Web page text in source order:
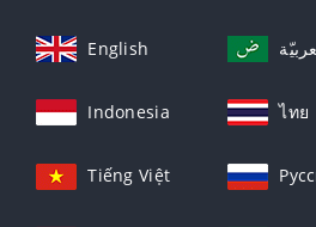
English
Indonesia ไทย
Tiếng Việt